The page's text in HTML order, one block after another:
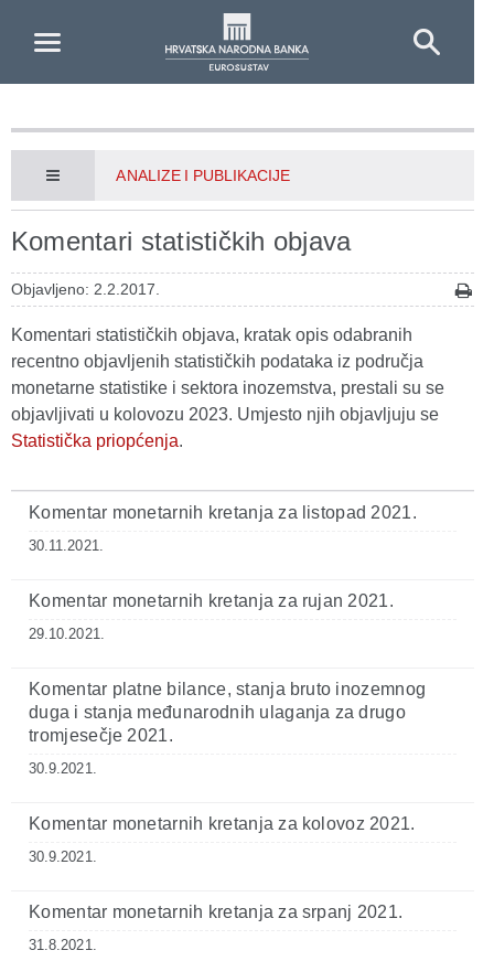
ANALIZE I PUBLIKACIJE
Komentari statističkih objava
Objavljeno: 2.2.2017.
Komentari statističkih objava, kratak opis odabranih
recentno objavljenih statističkih podataka iz područja
monetarne statistike i sektora inozemstva, prestali su se
objavljivati u kolovozu 2023. Umjesto njih objavljuju se
Statistička priopćenja.
Komentar monetarnih kretanja za listopad 2021.
30.11.2021.
Komentar monetarnih kretanja za rujan 2021.
29.10.2021.
Komentar platne bilance, stanja bruto inozemnog
duga i stanja međunarodnih ulaganja za drugo
tromjesečje 2021.
30.9.2021.
Komentar monetarnih kretanja za kolovoz 2021.
30.9.2021.
Komentar monetarnih kretanja za srpanj 2021.
31.8.2021.